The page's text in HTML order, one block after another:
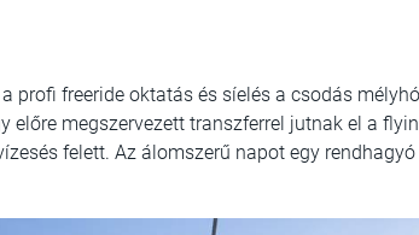
profi freeride oktatás és síelés a csodás
előre megszervezett transzferrel jutnak el a
felett. Az álomszerű napot egy